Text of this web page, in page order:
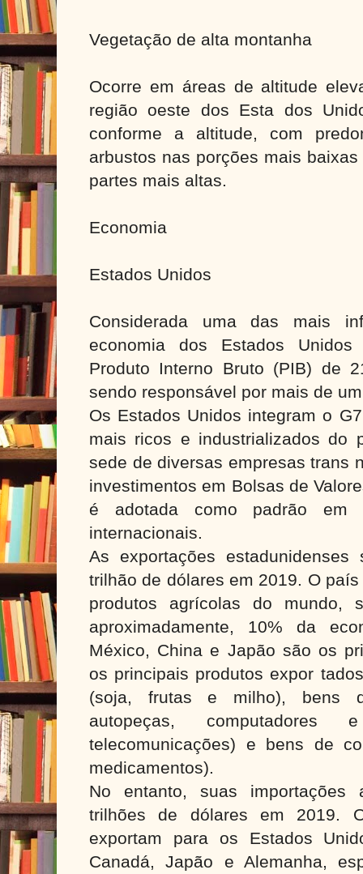
Vegetação de alta montanha
Ocorre em áreas de altitude
região oeste dos Esta dos
conforme a altitude, com
arbustos nas porções mais
partes mais altas.
Economia
Estados Unidos
Considerada uma das mais
economia dos Estados
Produto Interno Bruto (PIB) de
sendo responsável por mais de
Os Estados Unidos integram o
mais ricos e industrializados do
sede de diversas empresas trans
investimentos em Bolsas de
é adotada como padrão em
internacionais.
As exportações
trilhão de dólares em 2019. O
produtos agrícolas do mundo,
aproximadamente, 10% da
México, China e Japão são os
os principais produtos expor
(soja, frutas e milho), bens
autopeças, computadores
telecomunicações) e bens de
medicamentos).
No entanto, suas importações
trilhões de dólares em 2019.
exportam para os Estados
Canadá, Japão e Alemanha,